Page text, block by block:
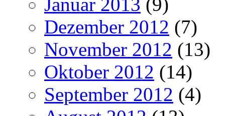
Dezember 2012 (7)
November 2012 (13)
Oktober 2012 (14)
September 2012 (4)